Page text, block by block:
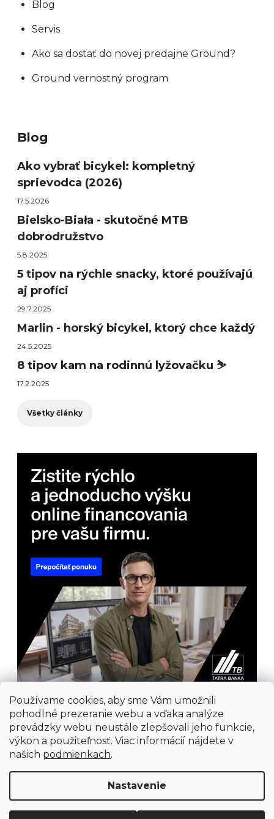
Používame cookies, aby sme Vám umožnili
pohodlné prezeranie webu a vďaka analýze
prevádzky webu neustále zlepšovali jeho funkcie,
výkon a použiteľnosť. Viac informácií nájdete v
našich podmienkach.
Nastavenie
Blog
Servis
Ako sa dostať do novej predajne Ground?
Ground vernostný program
Blog
Ako vybrať bicykel: kompletný
sprievodca (2026)
17.5.2026
Bielsko-Biała - skutočné MTB
dobrodružstvo
5.8.2025
5 tipov na rýchle snacky, ktoré používajú
aj profíci
29.7.2025
Marlin - horský bicykel, ktorý chce každý
24.5.2025
8 tipov kam na rodinnú lyžovačku ⛷️
17.2.2025
Všetky články